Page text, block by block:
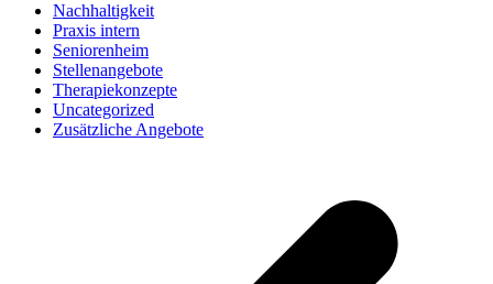
Nachhaltigkeit
Praxis intern
Seniorenheim
Stellenangebote
Therapiekonzepte
Uncategorized
Zusätzliche Angebote